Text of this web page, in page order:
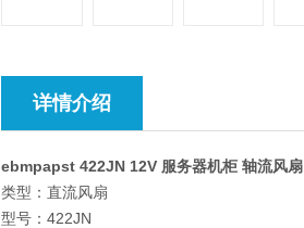
详情介绍
ebmpapst 422JN 12V 服务器机柜 轴流风扇
类型：直流风扇
型号：422JN